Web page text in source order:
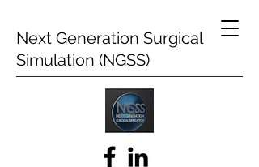
Next Generation Surgical
Simulation (NGSS)